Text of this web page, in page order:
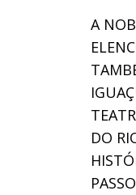
A
DO